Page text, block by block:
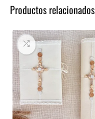
Productos relacionados